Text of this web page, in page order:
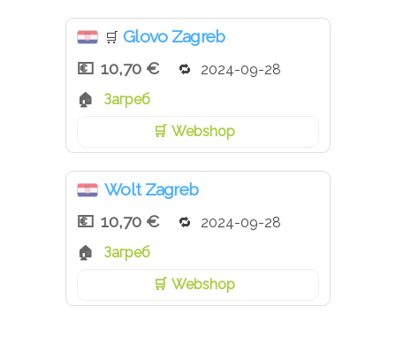
🛒 Glovo Zagreb
10,70 €
2024-09-28
Загреб
Webshop
Wolt Zagreb
10,70 €
2024-09-28
Загреб
Webshop